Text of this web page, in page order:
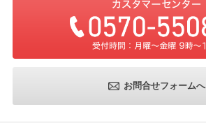
お問合せフォームへ